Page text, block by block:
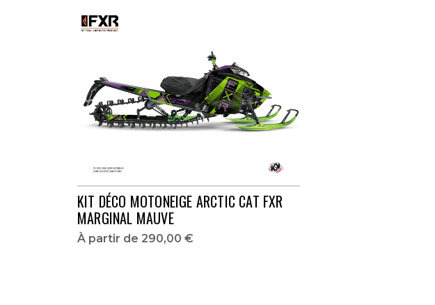
KIT DÉCO MOTONEIGE ARCTIC CAT FXR
MARGINAL MAUVE
À partir de 290,00 €